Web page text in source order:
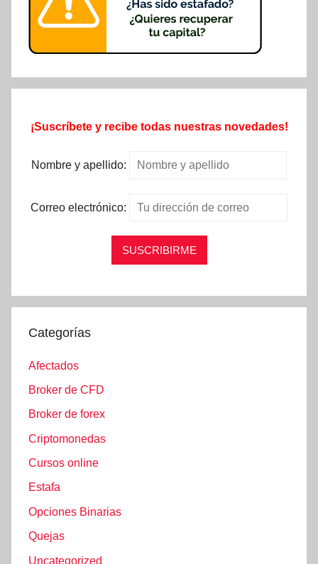
¡Suscríbete y recibe todas nuestras novedades!
Nombre y apellido:
Correo electrónico:
Categorías
Afectados
Broker de CFD
Broker de forex
Criptomonedas
Cursos online
Estafa
Opciones Binarias
Quejas
Uncategorized